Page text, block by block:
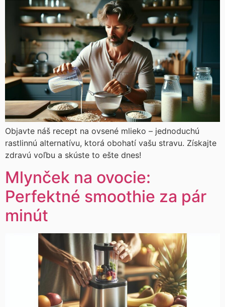
Objavte náš recept na ovsené mlieko – jednoduchú
rastlinnú alternatívu, ktorá obohatí vašu stravu. Získajte
zdravú voľbu a skúste to ešte dnes!
Mlynček na ovocie:
Perfektné smoothie za pár
minút